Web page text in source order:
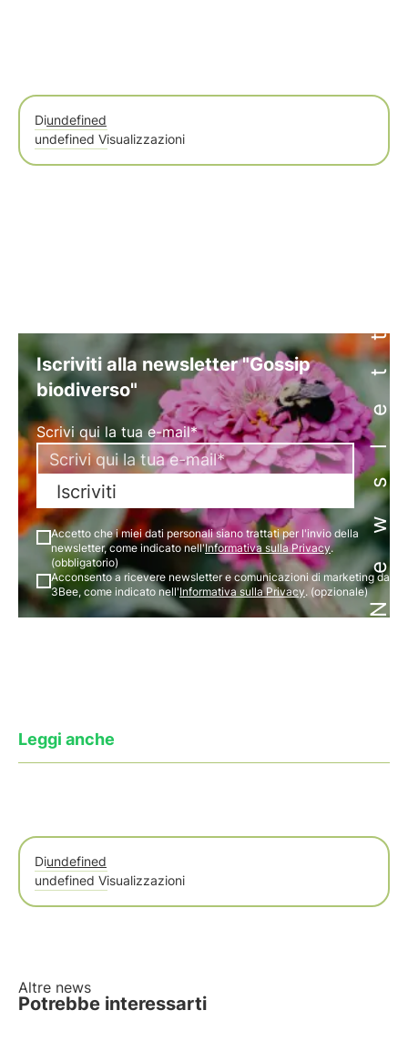
Diundefined
undefined Visualizzazioni
Newsletter
Iscriviti alla newsletter "Gossip
biodiverso"
Scrivi qui la tua e-mail*
Iscriviti
Accetto che i miei dati personali siano trattati per l'invio della
newsletter, come indicato nell'Informativa sulla Privacy.
(obbligatorio)
Acconsento a ricevere newsletter e comunicazioni di marketing da
3Bee, come indicato nell'Informativa sulla Privacy. (opzionale)
Leggi anche
Diundefined
undefined Visualizzazioni
Altre news
Potrebbe interessarti